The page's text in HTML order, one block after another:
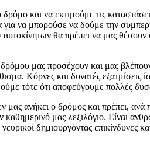
και να εκτιμούμε τις
να μπορούσε να δούμε την
θα πρέπει να μας
μας προσέχουν και μας
Κόρνες και δυνατές εξατμίσεις
τότε ότι αποφεύγουμε πολλές
ανήκει ο δρόμος και πρέπει,
μας λεξιλόγιο. Είναι
δημιουργόντας